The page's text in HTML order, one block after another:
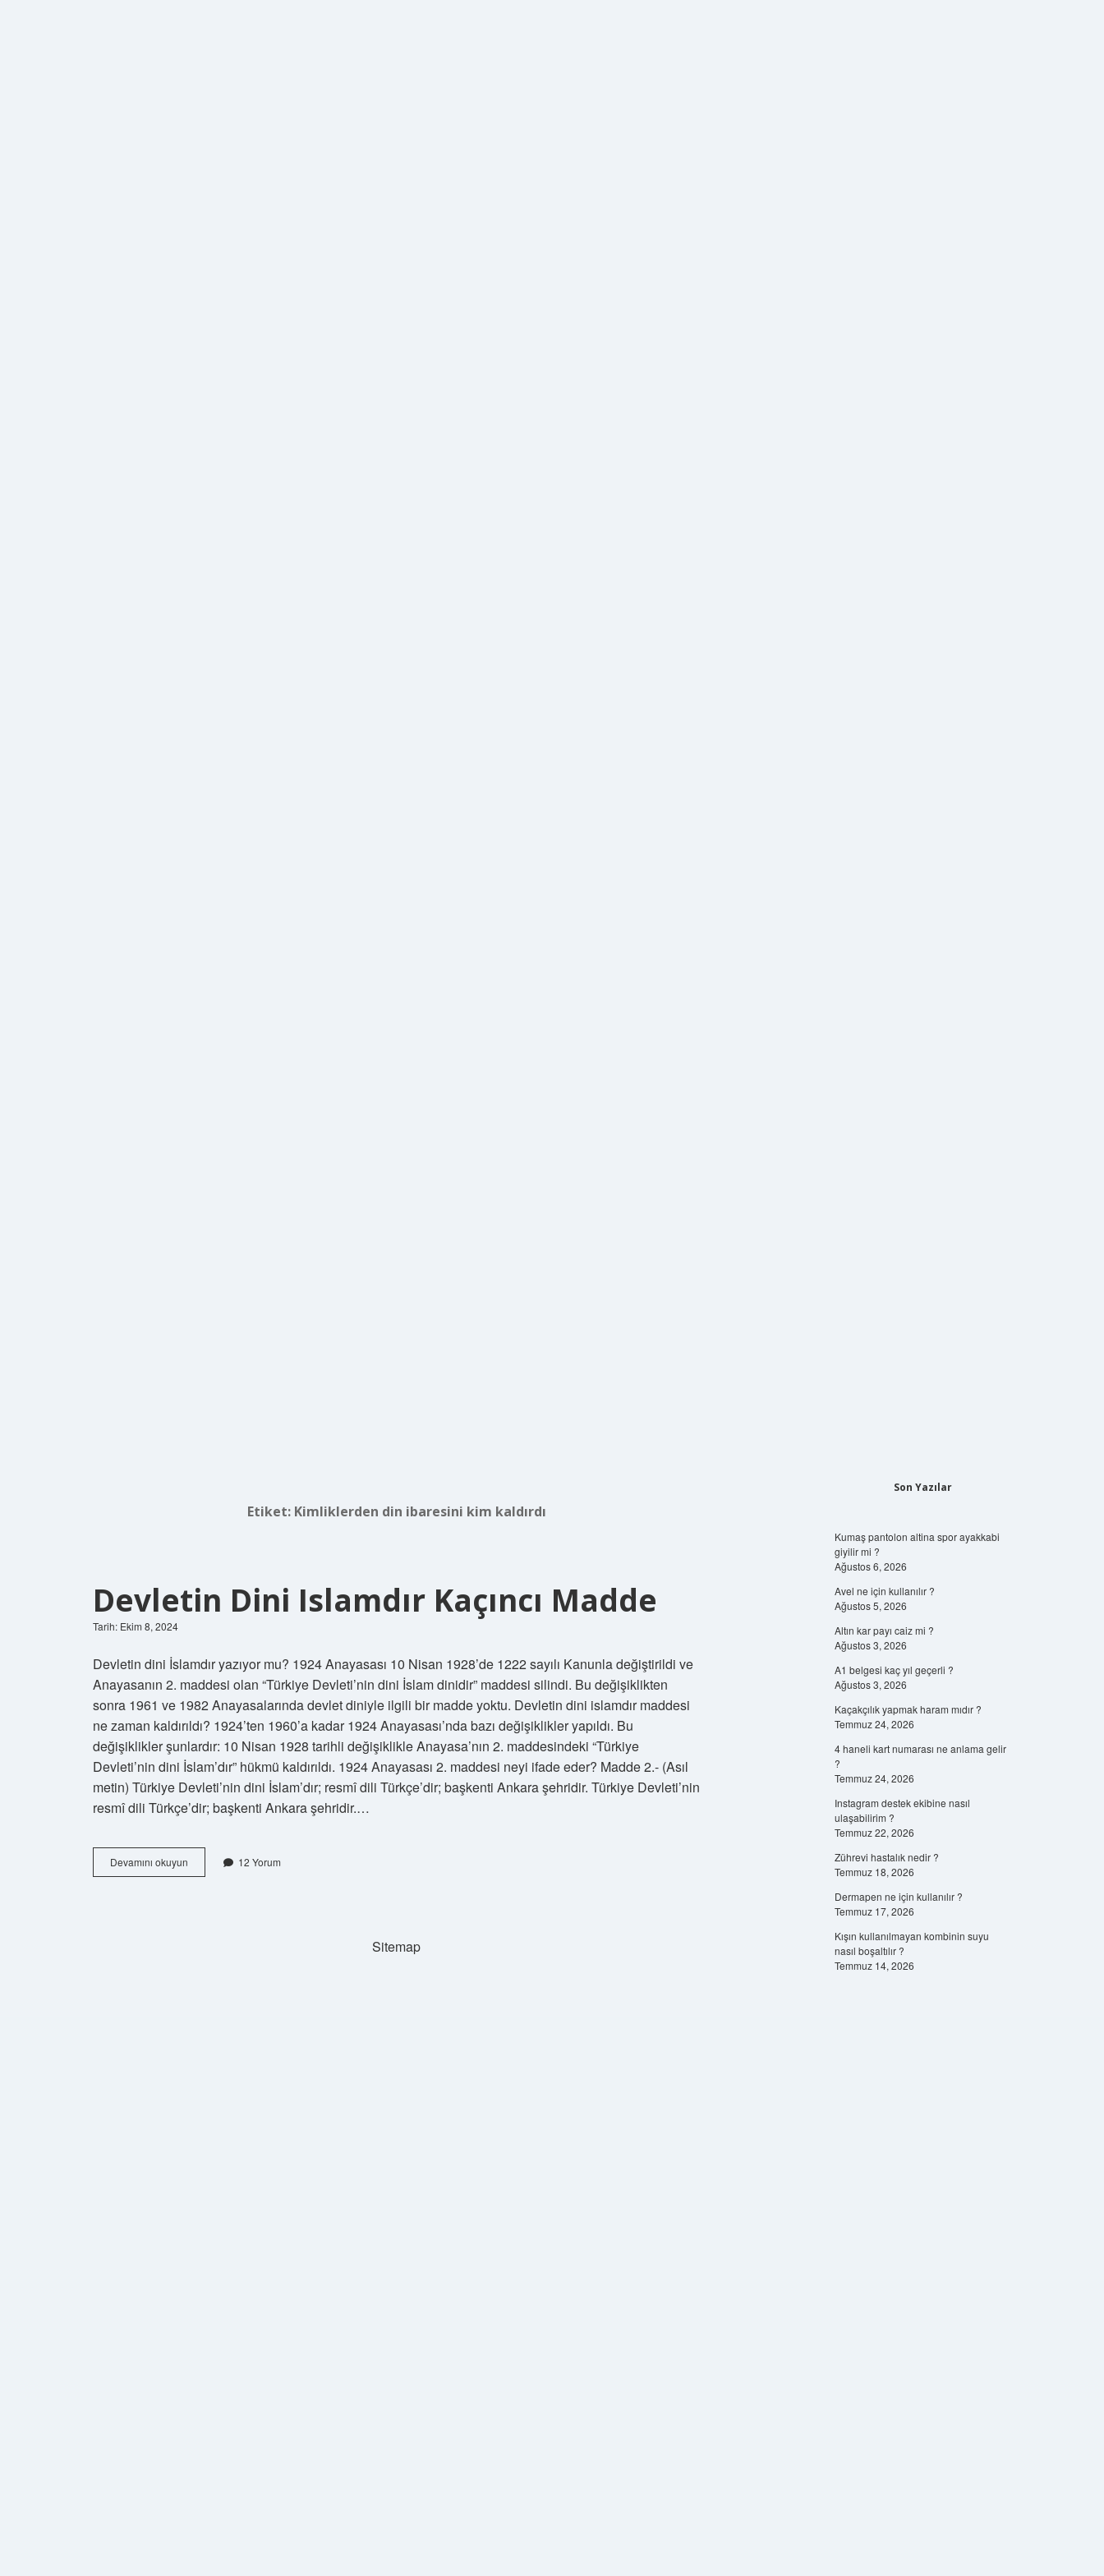
Etiket: Kimliklerden din ibaresini kim kaldırdı
Devletin Dini Islamdır Kaçıncı Madde
Tarih: Ekim 8, 2024
Devletin dini İslamdır yazıyor mu? 1924 Anayasası 10 Nisan 1928’de 1222 sayılı Kanunla değiştirildi ve
Anayasanın 2. maddesi olan “Türkiye Devleti’nin dini İslam dinidir” maddesi silindi. Bu değişiklikten
sonra 1961 ve 1982 Anayasalarında devlet diniyle ilgili bir madde yoktu. Devletin dini islamdır maddesi
ne zaman kaldırıldı? 1924’ten 1960’a kadar 1924 Anayasası’nda bazı değişiklikler yapıldı. Bu
değişiklikler şunlardır: 10 Nisan 1928 tarihli değişiklikle Anayasa’nın 2. maddesindeki “Türkiye
Devleti’nin dini İslam’dır” hükmü kaldırıldı. 1924 Anayasası 2. maddesi neyi ifade eder? Madde 2.- (Asıl
metin) Türkiye Devleti’nin dini İslam’dır; resmî dili Türkçe’dir; başkenti Ankara şehridir. Türkiye Devleti’nin
resmî dili Türkçe’dir; başkenti Ankara şehridir.…
Devamını okuyun Devletin
Dini
12 Yorum
Sitemap
Son Yazılar
Kumaş pantolon altina spor ayakkabi
giyilir mi ?
Ağustos 6, 2026
Avel ne için kullanılır ?
Ağustos 5, 2026
Altın kar payı caiz mi ?
Ağustos 3, 2026
A1 belgesi kaç yıl geçerli ?
Ağustos 3, 2026
Kaçakçılık yapmak haram mıdır ?
Temmuz 24, 2026
4 haneli kart numarası ne anlama gelir
?
Temmuz 24, 2026
Instagram destek ekibine nasıl
ulaşabilirim ?
Temmuz 22, 2026
Zührevi hastalık nedir ?
Temmuz 18, 2026
Dermapen ne için kullanılır ?
Temmuz 17, 2026
Kışın kullanılmayan kombinin suyu
nasıl boşaltılır ?
Temmuz 14, 2026